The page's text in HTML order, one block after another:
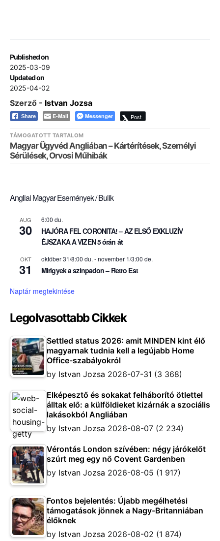
Published on
2025-03-09
Updated on
2025-04-02
Szerző - Istvan Jozsa
Share E-Mail Messenger Post
TÁMOGATOTT TARTALOM
Magyar Ügyvéd Angliában – Kártérítések, Személyi
Sérülések, Orvosi Műhibák
Angliai Magyar Események / Bulik
AUG
30
6:00 du.
HAJÓRA FEL CORONITA! – AZ ELSŐ EXKLUZÍV
ÉJSZAKA A VIZEN 5 órán át
OKT
31
október 31/8:00 du. -november 1/3:00 de.
Mirigyek a színpadon – Retro Est
Naptár megtekintése
Legolvasottabb Cikkek
Settled status 2026: amit MINDEN kint élő
magyarnak tudnia kell a legújabb Home
Office-szabályokról
by Istvan Jozsa 2026-07-31 (3 368)
Elképesztő és sokakat felháborító ötlettel
álltak elő: a külföldieket kizárnák a szociális
lakásokból Angliában
by Istvan Jozsa 2026-08-07 (2 234)
Vérontás London szívében: négy járókelőt
szúrt meg egy nő Covent Gardenben
by Istvan Jozsa 2026-08-05 (1 917)
Fontos bejelentés: Újabb megélhetési
támogatások jönnek a Nagy-Britanniában
élőknek
by Istvan Jozsa 2026-08-02 (1 874)